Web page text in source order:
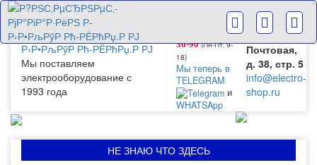
Мы поставляем
электрооборудование с
1993 года
36-90(Пн-Пт‚ 9-
18)
Мы теперь в
TELEGRAM
и
WHATSApp
Большая
Почтовая,
д. 38, стр. 5
info@electro-
shop.ru
НЕ ЗНАЮ ЧТО ЗДЕСЬ